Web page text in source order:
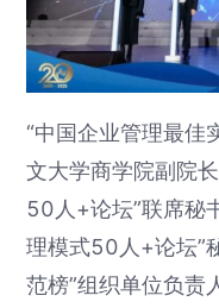
“中国企业管理最佳
文大学商学院副院
50人+论坛”联席秘
理模式50人+论坛”
范榜”组织单位负责